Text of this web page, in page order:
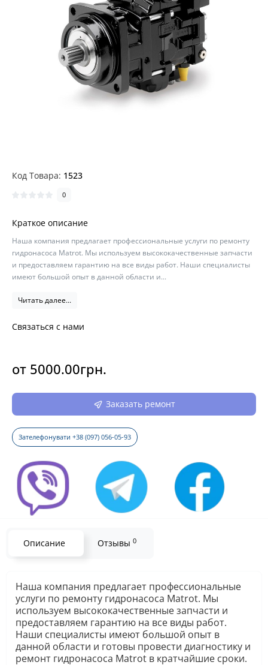
Код Товара: 1523
0
Краткое описание
Наша компания предлагает профессиональные услуги по ремонту
гидронасоса Matrot. Мы используем высококачественные запчасти
и предоставляем гарантию на все виды работ. Наши специалисты
имеют большой опыт в данной области и...
Читать далее...
Связаться с нами
от 5000.00грн.
Заказать ремонт
Зателефонувати +38 (097) 056-05-93
Описание Отзывы 0
Наша компания предлагает профессиональные
услуги по ремонту гидронасоса Matrot. Мы
используем высококачественные запчасти и
предоставляем гарантию на все виды работ.
Наши специалисты имеют большой опыт в
данной области и готовы провести диагностику и
ремонт гидронасоса Matrot в кратчайшие сроки.